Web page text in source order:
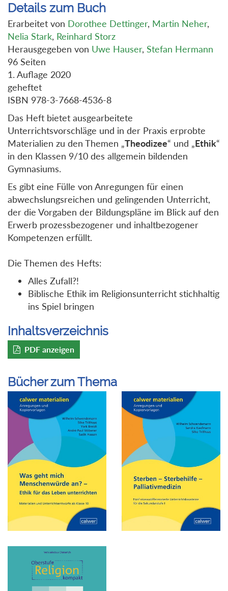
Details zum Buch
Erarbeitet von Dorothee Dettinger, Martin Neher,
Nelia Stark, Reinhard Storz
Herausgegeben von Uwe Hauser, Stefan Hermann
96 Seiten
1. Auflage 2020
geheftet
ISBN 978-3-7668-4536-8
Das Heft bietet ausgearbeitete
Unterrichtsvorschläge und in der Praxis erprobte
Materialien zu den Themen „Theodizee“ und „Ethik“
in den Klassen 9/10 des allgemein bildenden
Gymnasiums.
Es gibt eine Fülle von Anregungen für einen
abwechslungsreichen und gelingenden Unterricht,
der die Vorgaben der Bildungspläne im Blick auf den
Erwerb prozessbezogener und inhaltbezogener
Kompetenzen erfüllt.
Die Themen des Hefts:
Alles Zufall?!
Biblische Ethik im Religionsunterricht stichhaltig
ins Spiel bringen
Inhaltsverzeichnis
PDF anzeigen
Bücher zum Thema